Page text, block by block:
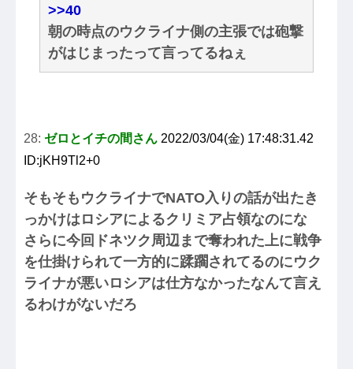
>>40
朝の時点のウクライナ側の主張では砲撃
がはじまったって言ってるねぇ
28: ゼロとイチの間さん 2022/03/04(金) 17:48:31.42
ID:jKH9Tl2+0
そもそもウクライナでNATO入りの話が出たき
っかけはロシアによるクリミア占領なのにな
さらに今回ドネツク周辺まで奪われた上に戦争
を仕掛けられて一方的に蹂躙されてるのにウク
ライナが悪いロシアは仕方なかったなんて言え
るわけがないだろ